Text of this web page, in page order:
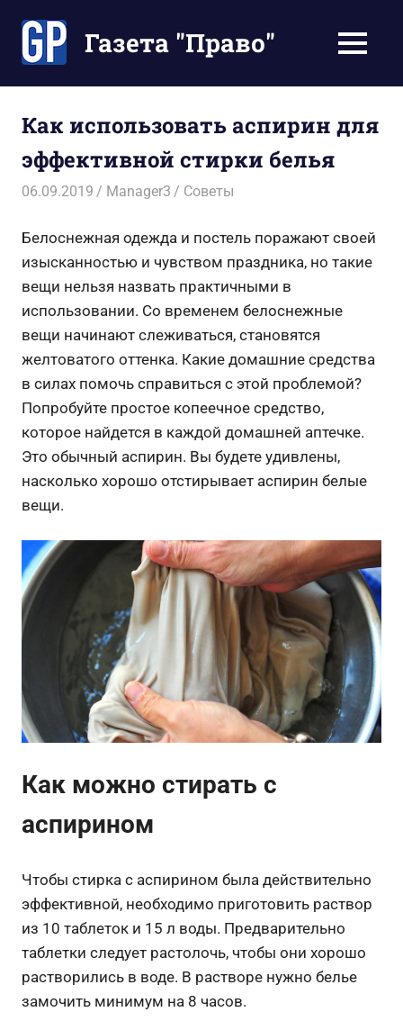
содержимомуГазета "Право"
экономят
Ваше
время
МЕНЮ
Как использовать аспирин для
эффективной стирки белья
06.09.2019 Manager3 Советы
Белоснежная одежда и постель поражают своей
изысканностью и чувством праздника, но такие
вещи нельзя назвать практичными в
использовании. Со временем белоснежные
вещи начинают слеживаться, становятся
желтоватого оттенка. Какие домашние средства
в силах помочь справиться с этой проблемой?
Попробуйте простое копеечное средство,
которое найдется в каждой домашней аптечке.
Это обычный аспирин. Вы будете удивлены,
насколько хорошо отстирывает аспирин белые
вещи.
Как можно стирать с
аспирином
Чтобы стирка с аспирином была действительно
эффективной, необходимо приготовить раствор
из 10 таблеток и 15 л воды. Предварительно
таблетки следует растолочь, чтобы они хорошо
растворились в воде. В растворе нужно белье
замочить минимум на 8 часов.